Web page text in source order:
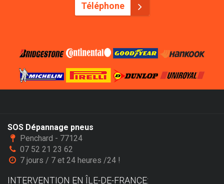
Téléphone
SOS Dépannage pneus
Penchard - 77124
07 52 21 23 62
7 jours / 7 et 24 heures /24 !
INTERVENTION EN ÎLE-DE-FRANCE: